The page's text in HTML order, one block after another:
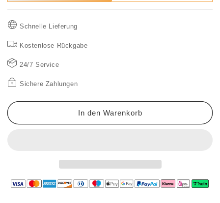
Transparentes
Kickstand-
Gehäuse
für
Samsung
Z
Kickstand-
Gehäuse
für
Samsung
Z
Schnelle Lieferung
Kostenlose Rückgabe
24/7 Service
Sichere Zahlungen
In den Warenkorb